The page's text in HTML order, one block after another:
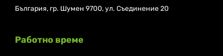
България, гр. Шумен 9700, ул. Съединение 20
Работно време